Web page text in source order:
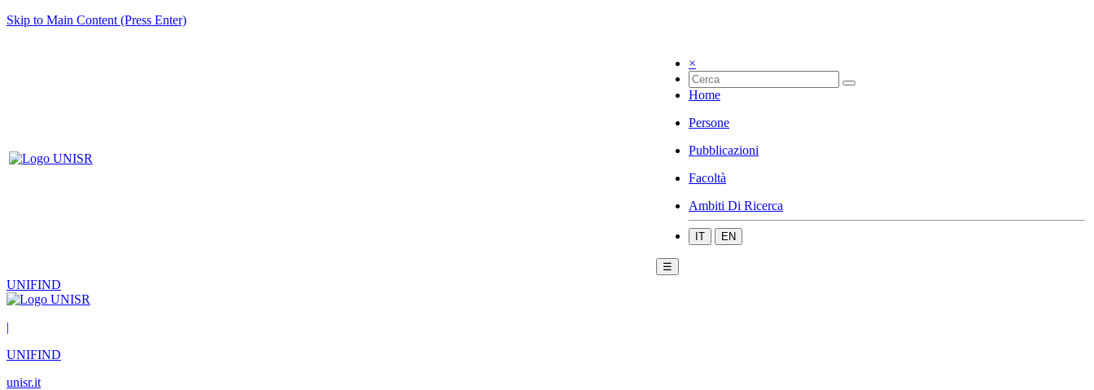
Skip to Main Content (Press Enter)
×
Home
Persone
Pubblicazioni
Facoltà
Ambiti Di Ricerca
IT EN
☰
UNIFIND
|
UNIFIND
unisr.it